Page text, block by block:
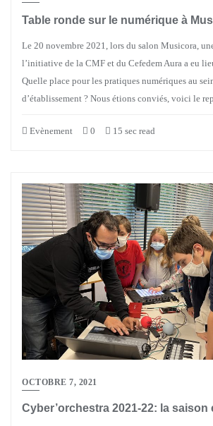
Table ronde sur le numérique à
Le 20 novembre 2021, lors du salon Musicora,
l’initiative de la CMF et du Cefedem Aura a eu
Quelle place pour les pratiques numériques au
d’établissement ? Nous étions conviés, voici le
Evènement 0 15 sec read
OCTOBRE 7, 2021
Cyber’orchestra 2021-22: la saison